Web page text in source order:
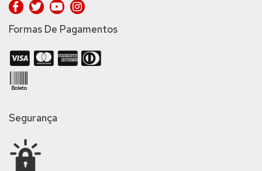
Formas De Pagamentos
Segurança